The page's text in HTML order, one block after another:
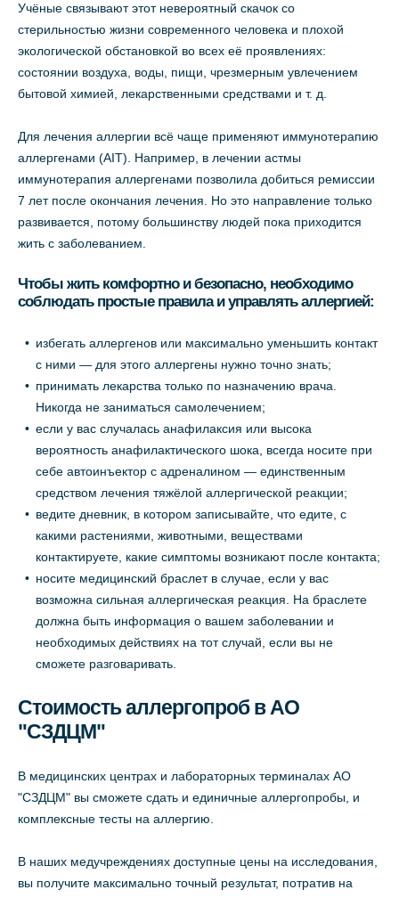
Учёные связывают этот невероятный скачок со
стерильностью жизни современного человека и плохой
экологической обстановкой во всех её проявлениях:
состоянии воздуха, воды, пищи, чрезмерным увлечением
бытовой химией, лекарственными средствами и т. д.
Для лечения аллергии всё чаще применяют иммунотерапию
аллергенами (AIT). Например, в лечении астмы
иммунотерапия аллергенами позволила добиться ремиссии
7 лет после окончания лечения. Но это направление только
развивается, потому большинству людей пока приходится
жить с заболеванием.
Чтобы жить комфортно и безопасно, необходимо
соблюдать простые правила и управлять аллергией:
избегать аллергенов или максимально уменьшить контакт
с ними — для этого аллергены нужно точно знать;
принимать лекарства только по назначению врача.
Никогда не заниматься самолечением;
если у вас случалась анафилаксия или высока
вероятность анафилактического шока, всегда носите при
себе автоинъектор с адреналином — единственным
средством лечения тяжёлой аллергической реакции;
ведите дневник, в котором записывайте, что едите, с
какими растениями, животными, веществами
контактируете, какие симптомы возникают после контакта;
носите медицинский браслет в случае, если у вас
возможна сильная аллергическая реакция. На браслете
должна быть информация о вашем заболевании и
необходимых действиях на тот случай, если вы не
сможете разговаривать.
Стоимость аллергопроб в АО
"СЗДЦМ"
В медицинских центрах и лабораторных терминалах АО
"СЗДЦМ" вы сможете сдать и единичные аллергопробы, и
комплексные тесты на аллергию.
В наших медучреждениях доступные цены на исследования,
вы получите максимально точный результат, потратив на